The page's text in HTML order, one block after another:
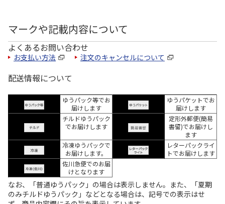
マークや記載内容について
よくあるお問い合わせ
お支払い方法 注文のキャンセルについて
配送情報について
ゆうパック等でお
届けします
ゆうパケットでお
届けします
チルドゆうパック
でお届けします
定形外郵便(簡易
書留)でお届けし
ます
冷凍ゆうパックで
お届けします。
レターパックライ
トでお届けします
佐川急便でのお届
けとなります
なお、「普通ゆうパック」の場合は表示しません。また、「夏期
のみチルドゆうパック」などとなる場合は、記号での表示はせ